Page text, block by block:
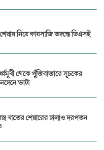
নিয়ে কারসাজি তদন্তে ডিএসই
থেকে পুঁজিবাজারে সূচকের
ভাটা
খাতের শেয়ারের ঢালাও দরপতন